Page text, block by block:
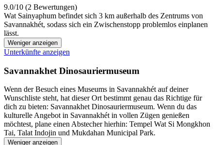
9.0/10 (2 Bewertungen)
Wat Sainyaphum befindet sich 3 km außerhalb des Zentrums von
Savannakhét, sodass sich ein Zwischenstopp problemlos einplanen
lässt.
Weniger anzeigen
Unterkünfte anzeigen
Savannakhet Dinosauriermuseum
Wenn der Besuch eines Museums in Savannakhét auf deiner
Wunschliste steht, hat dieser Ort bestimmt genau das Richtige für
dich zu bieten: Savannakhet Dinosauriermuseum. Wenn du das
kulturelle Angebot in Savannakhét in vollen Zügen genießen
möchtest, plane einen Abstecher hierhin: Tempel Wat Si Mongkhon
Tai, Talat Indojin und Mukdahan Municipal Park.
Weniger anzeigen